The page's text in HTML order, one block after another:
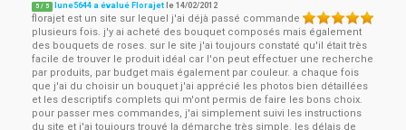
5 / 5 lune5644 a évalué Florajet le14/02/2012
florajet est un site sur lequel j'ai déjà passé commande
plusieurs fois. j'y ai acheté des bouquet composés mais également
des bouquets de roses. sur le site j'ai toujours constaté qu'il était très
facile de trouver le produit idéal car l'on peut effectuer une recherche
par produits, par budget mais également par couleur. a chaque fois
que j'ai du choisir un bouquet j'ai apprécié les photos bien détaillées
et les descriptifs complets qui m'ont permis de faire les bons choix.
pour passer mes commandes, j'ai simplement suivi les instructions
du site et j'ai toujours trouvé la démarche très simple. les délais de